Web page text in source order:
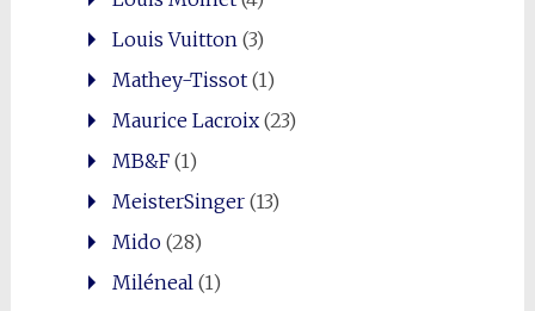
Louis Vuitton (3)
Mathey-Tissot(1)
Maurice Lacroix(23)
MB&F(1)
MeisterSinger(13)
Mido(28)
Miléneal (1)